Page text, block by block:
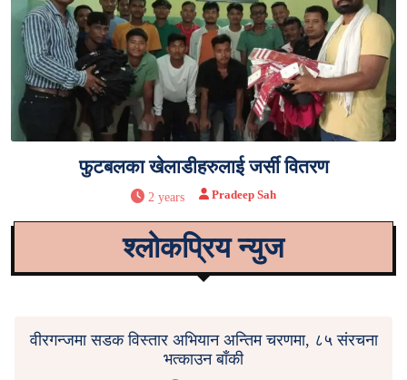
फुटबलका खेलाडीहरुलाई जर्सी वितरण
2 years Pradeep Sah
श्लोकप्रिय न्युज
वीरगन्जमा सडक विस्तार अभियान अन्तिम चरणमा, ८५ संरचना
भत्काउन बाँकी